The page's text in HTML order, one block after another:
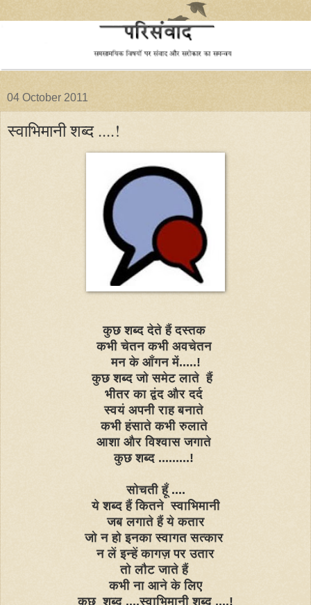
04 October 2011
स्वाभिमानी शब्द ....!
कुछ शब्द देते हैं दस्तक
कभी चेतन कभी अवचेतन
मन के आँगन में.....!
कुछ शब्द जो समेट लाते हैं
भीतर का द्वंद और दर्द
स्वयं अपनी राह बनाते
कभी हंसाते कभी रुलाते
आशा और विश्वास जगाते
कुछ शब्द .........!
सोचती हूँ ....
ये शब्द हैं कितने स्वाभिमानी
जब लगाते हैं ये कतार
जो न हो इनका स्वागत सत्कार
न लें इन्हें कागज़ पर उतार
तो लौट जाते हैं
कभी ना आने के लिए
कुछ शब्द ....स्वाभिमानी शब्द ....!